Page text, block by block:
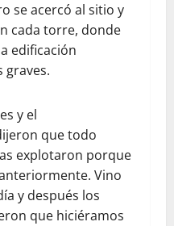
se acercó al sitio y
cada torre, donde
edificación
graves.
y el
que todo
explotaron porque
Vino
y después los
que hiciéramos